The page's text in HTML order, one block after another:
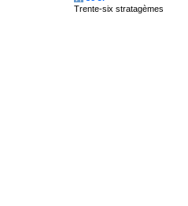
Trente-six stratagèmes